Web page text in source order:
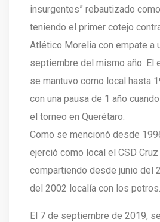
insurgentes” rebautizado
teniendo el primer cotejo
Atlético Morelia con empate a
septiembre del mismo año. El
se mantuvo como local hasta
con una pausa de 1 año
el torneo en Querétaro.
Como se mencionó desde
ejerció como local el CSD Cruz
compartiendo desde junio del
del 2002 localía con los potros.
El 7 de septiembre de 2019,